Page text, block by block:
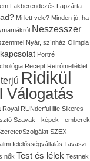
Lakberendezés Lapzárta
Mi lett vele? Minden jó, ha
Neszesszer
Nyár, színház Olimpia
Portré
Recept Retrómelléklet
Ridikül
Válogatás
Royal RUNderful life Sikeres
Szavak - képek - emberek
Szolgálat SZEX
felelősségvállalás Tavaszi
nők Test és lélek Testnek